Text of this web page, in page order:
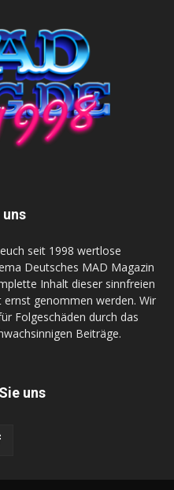
uns
seit 1998 wertlose
Deutsches MAD Magazin
Inhalt dieser sinnfreien
genommen werden. Wir
Folgeschäden durch das
Beiträge.
uns